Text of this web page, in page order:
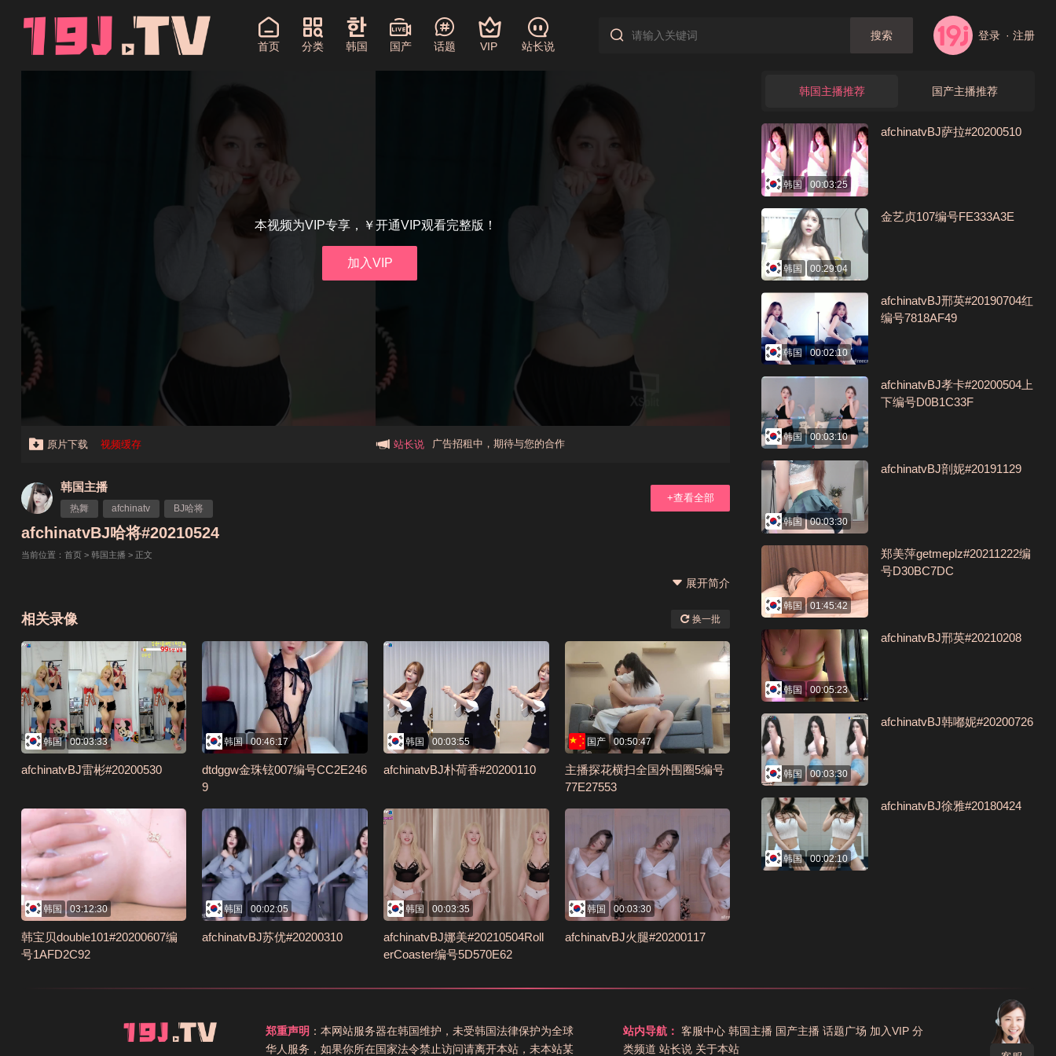
首页 分类 韩国 国产 话题 VIP 站长说
搜索 登录 · 注册
本视频为VIP专享，￥开通VIP观看完整版！
加入VIP
原片下载 视频缓存 站长说
本站大事件(19j网站发展历程)
新手报道,扫盲科普帖
广告招租中，期待与您的合作
韩国主播
热舞 afchinatv BJ哈将
+查看全部
afchinatvBJ哈将#20210524
当前位置： 首页 > 韩国主播 > 正文
展开简介
相关录像 换一批
韩国 00:03:33
afchinatvBJ雷彬#20200530
韩国 00:46:17
dtdggw金珠铉007编号CC2E246
9
韩国 00:03:55
afchinatvBJ朴荷香#20200110
国产 00:50:47
主播探花横扫全国外围圈5编号
77E27553
韩国 03:12:30
韩宝贝double101#20200607编
号1AFD2C92
韩国 00:02:05
afchinatvBJ苏优#20200310
韩国 00:03:35
afchinatvBJ娜美#20210504Roll
erCoaster编号5D570E62
韩国 00:03:30
afchinatvBJ火腿#20200117
韩国主播推荐 国产主播推荐
韩国 00:03:25
afchinatvBJ萨拉#20200510
韩国 00:29:04
金艺贞107编号FE333A3E
韩国 00:02:10
afchinatvBJ邢英#20190704红
编号7818AF49
韩国 00:03:10
afchinatvBJ孝卡#20200504上
下编号D0B1C33F
韩国 00:03:30
afchinatvBJ剖妮#20191129
韩国 01:45:42
郑美萍getmeplz#20211222编
号D30BC7DC
韩国 00:05:23
afchinatvBJ邢英#20210208
韩国 00:03:30
afchinatvBJ韩嘟妮#20200726
韩国 00:02:10
afchinatvBJ徐雅#20180424
郑重声明 ：本网站服务器在韩国维护，未受韩国法律保护为全球
华人服务，如果你所在国家法令禁止访问请离开本站，未本站某
站内导航： 客服中心 韩国主播 国产主播 话题广场 加入VIP 分
类频道 站长说 关于本站